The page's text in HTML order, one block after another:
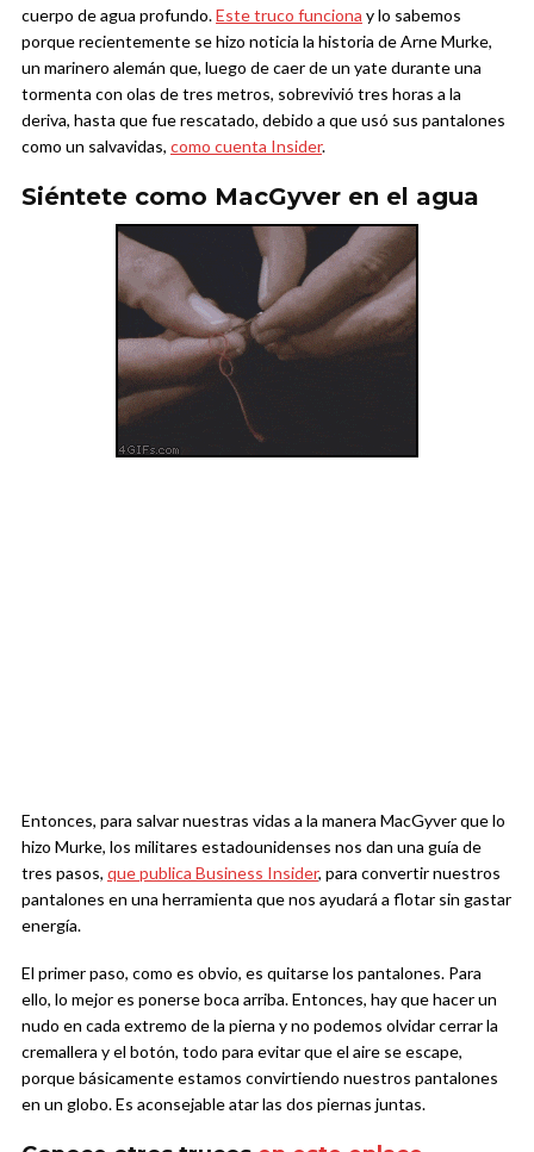
cuerpo de agua profundo.Este truco funciona y lo sabemos
porque recientemente se hizo noticia la historia de Arne Murke,
un marinero alemán que, luego de caer de un yate durante una
tormenta con olas de tres metros, sobrevivió tres horas a la
deriva, hasta que fue rescatado, debido a que usó sus pantalones
como un salvavidas, como cuenta Insider.
Siéntete como MacGyver en el agua
Entonces, para salvar nuestras vidas a la manera MacGyver que lo
hizo Murke, los militares estadounidenses nos dan una guía de
tres pasos, que publica Business Insider, para convertir nuestros
pantalones en una herramienta que nos ayudará a flotar sin gastar
energía.
El primer paso, como es obvio, es quitarse los pantalones. Para
ello, lo mejor es ponerse boca arriba. Entonces, hay que hacer un
nudo en cada extremo de la pierna y no podemos olvidar cerrar la
cremallera y el botón, todo para evitar que el aire se escape,
porque básicamente estamos convirtiendo nuestros pantalones
en un globo. Es aconsejable atar las dos piernas juntas.